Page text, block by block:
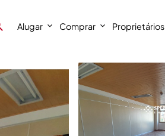
Alugar Comprar Proprietários